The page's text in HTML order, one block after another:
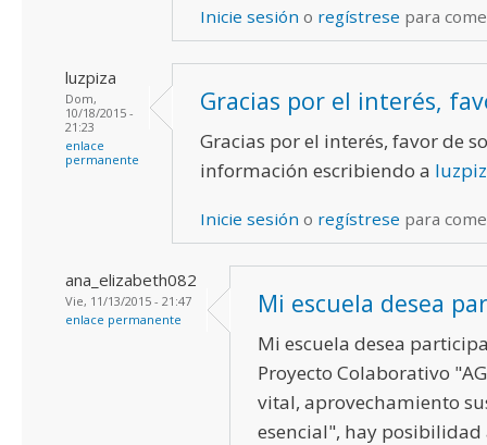
Inicie sesión o regístrese para
luzpiza
Dom,
10/18/2015 -
21:23
enlace
permanente
Gracias por el interés,
Gracias por el interés, favor de
información escribiendo a
Inicie sesión o regístrese para
ana_elizabeth082
Vie, 11/13/2015 - 21:47
enlace permanente
Mi escuela desea
Mi escuela desea
Proyecto Colaborativo
vital, aprovechamiento
esencial", hay posibilidad